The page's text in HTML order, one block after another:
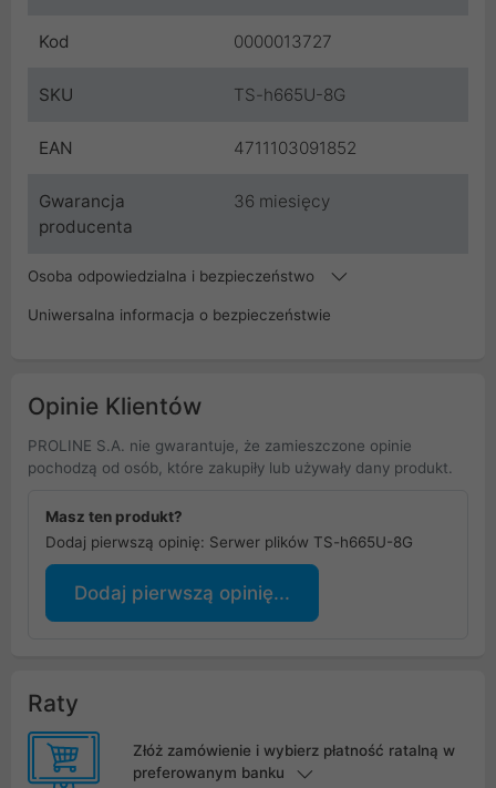
Kod 0000013727
SKU TS-h665U-8G
EAN 4711103091852
Gwarancja
producenta
36 miesięcy
Osoba odpowiedzialna i bezpieczeństwo
Uniwersalna informacja o bezpieczeństwie
Opinie Klientów
PROLINE S.A. nie gwarantuje, że zamieszczone opinie
pochodzą od osób, które zakupiły lub używały dany produkt.
Masz ten produkt?
Dodaj pierwszą opinię: Serwer plików TS-h665U-8G
Dodaj pierwszą opinię...
Raty
Złóż zamówienie i wybierz płatność ratalną w
preferowanym banku